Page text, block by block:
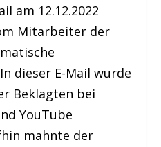
am 12.12.2022
Mitarbeiter der
dieser E-Mail wurde
Beklagten bei
YouTube
mahnte der